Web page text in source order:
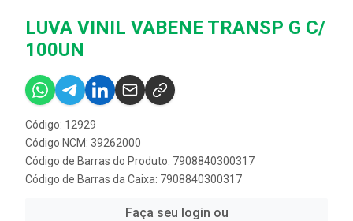
LUVA VINIL VABENE TRANSP G C/
100UN
Código: 12929
Código NCM: 39262000
Código de Barras do Produto: 7908840300317
Código de Barras da Caixa: 7908840300317
Faça seu login ou